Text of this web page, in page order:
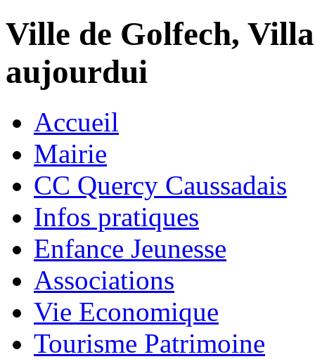
Ville de Golfech,
aujourdui
Accueil
Mairie
CC Quercy Caussadais
Infos pratiques
Enfance Jeunesse
Associations
Vie Economique
Tourisme Patrimoine